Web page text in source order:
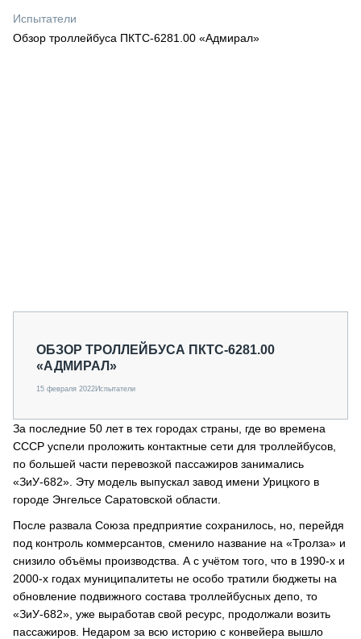
СПЕЦПРОЕКТЫ
Испытатели
Обзор троллейбуса ПКТС-6281.00 «Адмирал»
ОБЗОР ТРОЛЛЕЙБУСА ПКТС-6281.00
«АДМИРАЛ»
15 февраля 2022Испытатели
За последние 50 лет в тех городах страны, где во времена
СССР успели проложить контактные сети для троллейбусов,
по большей части перевозкой пассажиров занимались
«ЗиУ-682». Эту модель выпускал завод имени Урицкого в
городе Энгельсе Саратовской области.
После развала Союза предприятие сохранилось, но, перейдя
под контроль коммерсантов, сменило название на «Тролза» и
снизило объёмы производства. А с учётом того, что в 1990-х и
2000-х годах муниципалитеты не особо тратили бюджеты на
обновление подвижного состава троллейбусных депо, то
«ЗиУ-682», уже выработав свой ресурс, продолжали возить
пассажиров. Недаром за всю историю с конвейера вышло